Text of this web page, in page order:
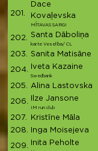
201.
Dace
Kovaļevska
MĪTAVAS SARGI
202. Santa Dāboliņa
karte Veselība/ CL
203. Sanita Matisāne
204. Iveta Kazaine
Swedbank
205. Alina Lastovska
206. Ilze Jansone
IM run club
207. Kristīne Māla
208.
Inga Moisejeva
209. Inita Peholte